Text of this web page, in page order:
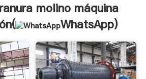
molino máquina
WhatsApp)